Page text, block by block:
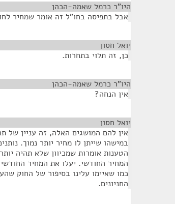
היו"ר כרמל שאמה-הכהן
אבל בתפיסה בחו"ל זה אומר שמחיר לחודש ומחיר
יואל חסון
כן, זה תלוי בתחרות.
היו"ר כרמל שאמה-הכהן
אין הנחה?
יואל חסון
אין להם המושגים האלה, זה עניין של
במישהו שייתן לו מחיר יותר נמוך.
הטענות אומרות שמכיוון שלא תהיה
המחיר החודשי. יעלו את המחיר
כמו שאיימו עלינו בסיפור של החוק
החניונים.